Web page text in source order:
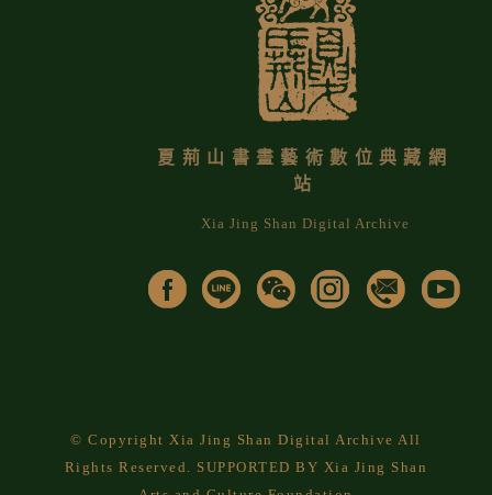
夏荊山書畫藝術數位典藏網
站
Xia Jing Shan Digital Archive
© Copyright Xia Jing Shan Digital Archive All
Rights Reserved. SUPPORTED BY Xia Jing Shan